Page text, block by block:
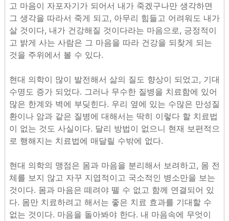
고 마음이 자포자기가 되어서 내가 죽겠구나만 생각하면
그 생각을 따라서 죽게 되고, 아무리 힘들고 어려워도 내가
살 것이다, 내가 건강해질 것이다라는 마음으로, 긍정적이
고 밝게 사는 사람은 그 마음을 따라 건강을 되찾게 되는
것을 주위에서 볼 수 있다.
현대 의학이 많이 발전해서 삶의 질도 향상이 되었고, 기대
수명도 증가 되었다. 그러나 무수한 질병을 치료함에 있어
많은 한계와 벽에 부딪힌다. 우리 옆에 있는 수많은 만성질
환이나 암과 같은 질병에 대해서는 딱히 이렇다 할 치료법
이 없는 것도 사실이다. 달리 방법이 없으니 현재 보편적으
로 행해지는 치료법에 매달릴 수밖에 없다.
현대 의학의 맹점은 몸과 마음을 분리해서 보려하고, 몸 전
체를 보지 않고 자꾸 지엽적이고 국소적인 병소만을 보는
것이다. 몸과 마음은 떼려야 뗄 수 없고 함께 연결되어 있
다. 몸만 치료하려고 해서는 좋은 치료 효과를 기대할 수
없는 것이다. 마음을 돌아봐야 한다. 내 마음속에 무엇이